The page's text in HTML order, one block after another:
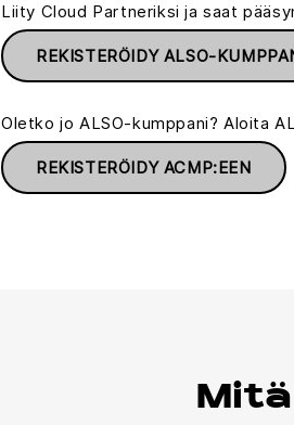
Liity Cloud Partneriksi ja saat
REKISTERÖIDY ALSO-
Oletko jo ALSO-kumppani? Aloita
REKISTERÖIDY ACMP:EEN